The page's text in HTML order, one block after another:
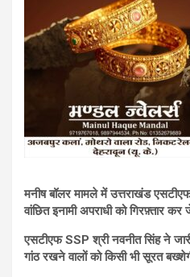
मनीष बॉलर मामले में उत्तराखंड
वांछित इनामी अपराधी को गिरफ़्तार
एसटीएफ SSP श्री नवनीत सिंह ने
गांठ रखने वालों को किसी भी सूरत